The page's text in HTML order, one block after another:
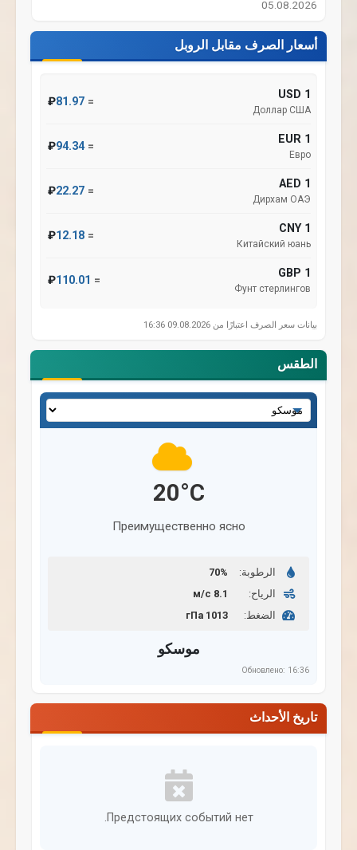
05.08.2026
أسعار الصرف مقابل الروبل
1 USD
Доллар США
=
81.97
₽
1 EUR
Евро
=
94.34
₽
1 AED
Дирхам ОАЭ
=
22.27
₽
1 CNY
Китайский юань
=
12.18
₽
1 GBP
Фунт стерлингов
=
110.01
₽
بيانات سعر الصرف اعتبارًا من 09.08.2026 16:36
الطقس
اختر
المدينة:
20°C
Преимущественно ясно
الرطوبة:
70%
الرياح:
8.1 м/с
الضغط:
1013 гПа
موسكو
Обновлено: 16:36
تاريخ الأحداث
Предстоящих событий нет.